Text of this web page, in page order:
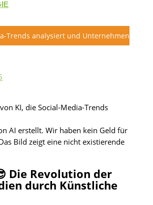
Trends analysiert und Unternehmen
AI erstellt. Wir haben kein Geld für
Bild zeigt eine nicht existierende
Die Revolution der
durch Künstliche